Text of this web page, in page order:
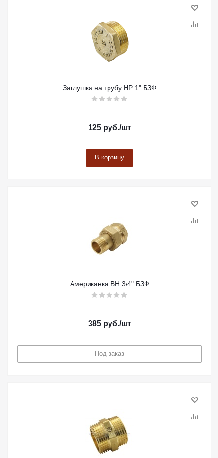
Заглушка на трубу НР 1" БЗФ
125руб./шт
В корзину
Американка ВН 3/4" БЗФ
385руб./шт
Под заказ